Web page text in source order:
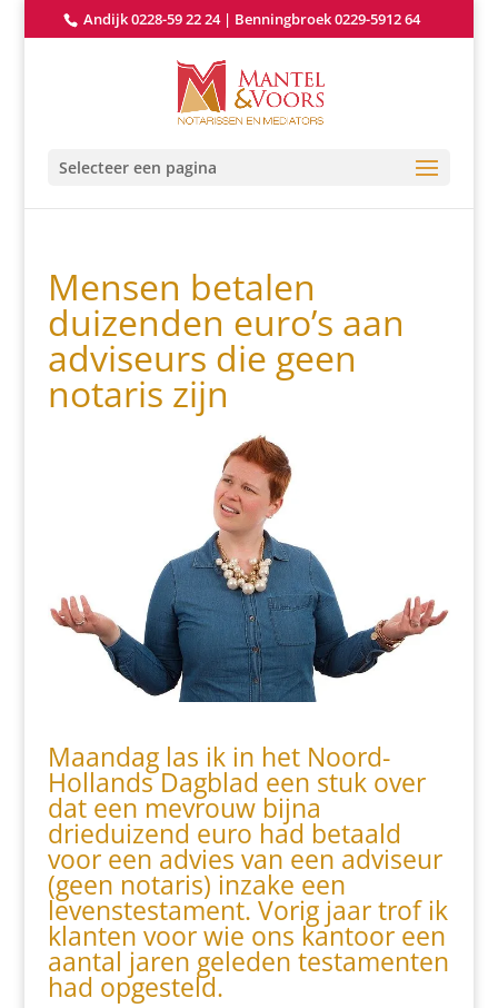
Andijk 0228-59 22 24| Benningbroek 0229-5912 64
Selecteer een pagina
Mensen betalen
duizenden euro’s aan
adviseurs die geen
notaris zijn
Maandag las ik in het Noord-
Hollands Dagblad een stuk over
dat een mevrouw bijna
drieduizend euro had betaald
voor een advies van een adviseur
(geen notaris) inzake een
levenstestament. Vorig jaar trof ik
klanten voor wie ons kantoor een
aantal jaren geleden testamenten
had opgesteld.